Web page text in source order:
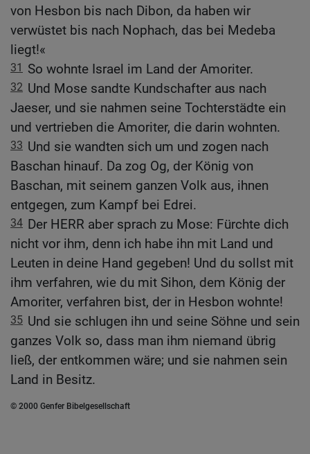
von Hesbon bis nach Dibon, da haben wir
verwüstet bis nach Nophach, das bei Medeba
liegt!«
31 So wohnte Israel im Land der Amoriter.
32 Und Mose sandte Kundschafter aus nach
Jaeser, und sie nahmen seine Tochterstädte ein
und vertrieben die Amoriter, die darin wohnten.
33 Und sie wandten sich um und zogen nach
Baschan hinauf. Da zog Og, der König von
Baschan, mit seinem ganzen Volk aus, ihnen
entgegen, zum Kampf bei Edrei.
34 Der HERR aber sprach zu Mose: Fürchte dich
nicht vor ihm, denn ich habe ihn mit Land und
Leuten in deine Hand gegeben! Und du sollst mit
ihm verfahren, wie du mit Sihon, dem König der
Amoriter, verfahren bist, der in Hesbon wohnte!
35 Und sie schlugen ihn und seine Söhne und sein
ganzes Volk so, dass man ihm niemand übrig
ließ, der entkommen wäre; und sie nahmen sein
Land in Besitz.
© 2000 Genfer Bibelgesellschaft